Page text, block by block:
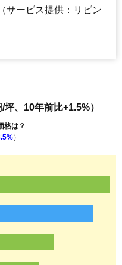
サービス提供：リビン
、10年前比+1.5%）
格は？
）